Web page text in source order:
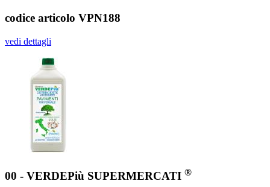
codice articolo VPN188
vedi dettagli
00 - VERDEPiù SUPERMERCATI ®